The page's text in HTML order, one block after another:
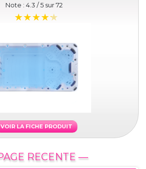
Note : 4.3 / 5 sur72
VOIR LA FICHE PRODUIT
RECENTE —